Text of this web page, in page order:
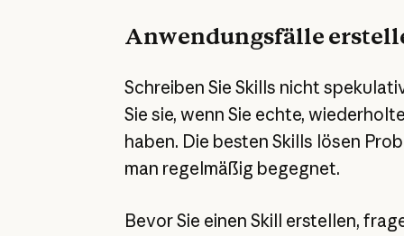
Anwendungsfälle
Schreiben Sie Skills nicht
Sie sie, wenn Sie echte,
haben. Die besten Skills lösen
man regelmäßig begegnet.
Bevor Sie einen Skill erstellen,